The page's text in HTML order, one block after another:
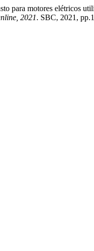
para motores elétricos
2021. SBC, 2021,